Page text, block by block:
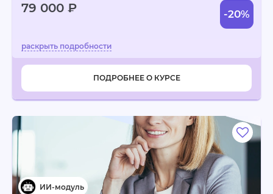
79 000 ₽ -20%
ПОДРОБНЕЕ О КУРСЕ